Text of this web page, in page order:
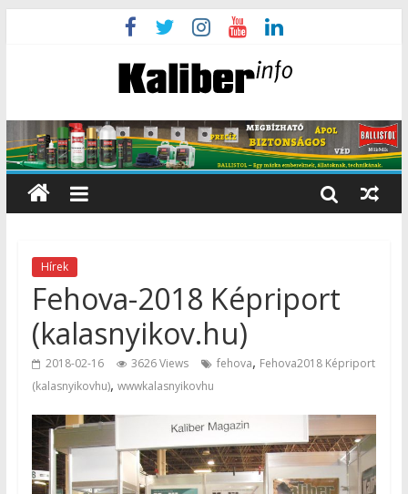
Hírek
Fehova-2018 Képriport
(kalasnyikov.hu)
2018-02-16 3626 Views fehova, Fehova2018 Képriport
(kalasnyikovhu), wwwkalasnyikovhu